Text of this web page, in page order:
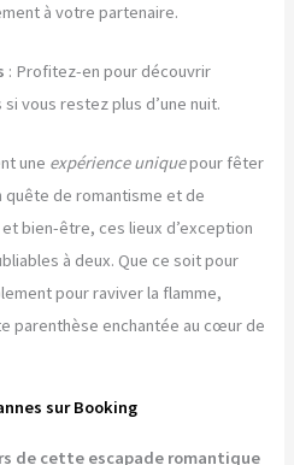
à votre partenaire.
: Profitez-en pour découvrir
vous restez plus d’une nuit.
une expérience uniquepour fêter
quête de romantisme et de
bien-être, ces lieux d’exception
à deux. Que ce soit pour
pour raviver la flamme,
parenthèse enchantée au cœur de
sur Booking
de cette escapade romantique